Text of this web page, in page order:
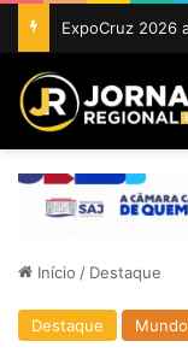
Início / Destaque
Destaque Mundo